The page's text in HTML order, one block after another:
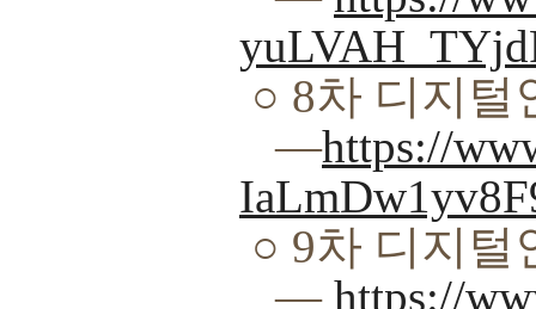
○ 8차 디지털
―https://
○ 9차 디지털
― https://